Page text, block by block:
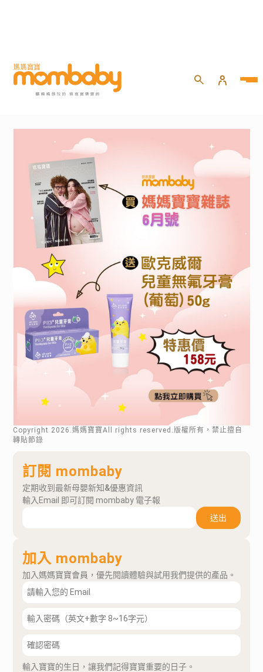
Copyright 2026 .媽媽寶寶All rights reserved.版權所有，禁止擅自
轉貼節錄
訂閱 mombaby
定期收到最新母嬰新知&優惠資訊
輸入Email 即可訂閱 mombaby 電子報
送出
加入 mombaby
加入媽媽寶寶會員，優先閱讀體驗與試用我們提供的產品。
輸入寶寶的生日，讓我們記得寶寶重要的日子。